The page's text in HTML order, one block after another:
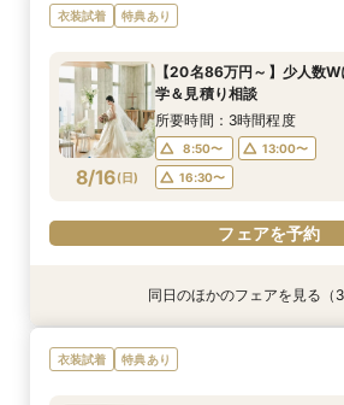
8/15( 土)
【20名86万円～】少人数W
学＆見積り相談
8:50〜
16:30〜
フェアを予約
8/15( 土)
【BIGフェア】駅直結×高層
万祝日特典／
9:00〜
16:30〜
フェアを予約
8/15( 土)
スマホ・PCで叶うオンライ
のご相談も大歓迎
9:00〜
16:30〜
フェアを予約
衣装試着 特典あり
8/16(日)
【20名86万円～】少人数
学＆見積り相談
所要時間：3時間程度
8:50〜
13:00〜
16:30〜
フェアを予約
特典あり
《少人数W×上質ホテル》
チャペル見学会
特典あり
【BIGフェア】駅直結×高層
万祝日特典／
スマホ・PCで叶うオンライ
のご相談も大歓迎
同日のほかのフェアを見る（3
衣装試着 特典あり